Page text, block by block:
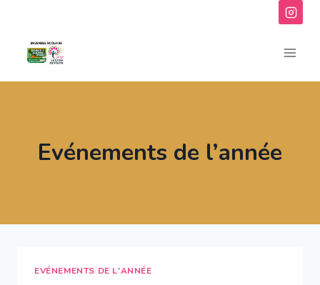
contenu
Evénements de l’année
EVÉNEMENTS DE L'ANNÉE